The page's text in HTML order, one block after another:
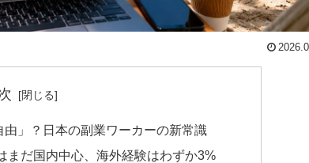
」？日本の副業ワーカーの新常識
まだ国内中心、海外経験はわずか3%